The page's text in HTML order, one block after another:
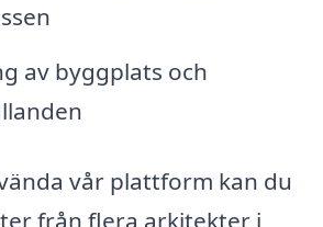
av byggplats och
vår plattform kan du
från flera arkitekter i